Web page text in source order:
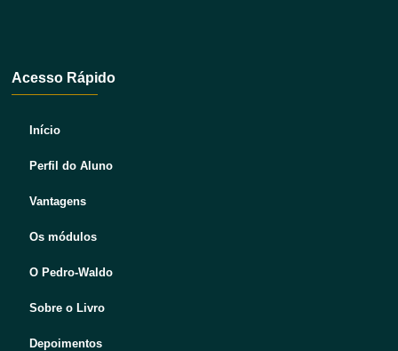
Acesso Rápido
Início
Perfil do Aluno
Vantagens
Os módulos
O Pedro-Waldo
Sobre o Livro
Depoimentos